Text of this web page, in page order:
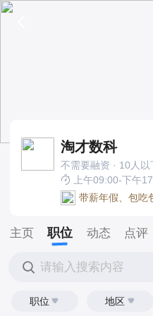
淘才数科
不需要融资 · 10人
上午09:00-下午
带薪年假、包吃
主页 职位 动态 点评
请输入搜索内容
职位 地区